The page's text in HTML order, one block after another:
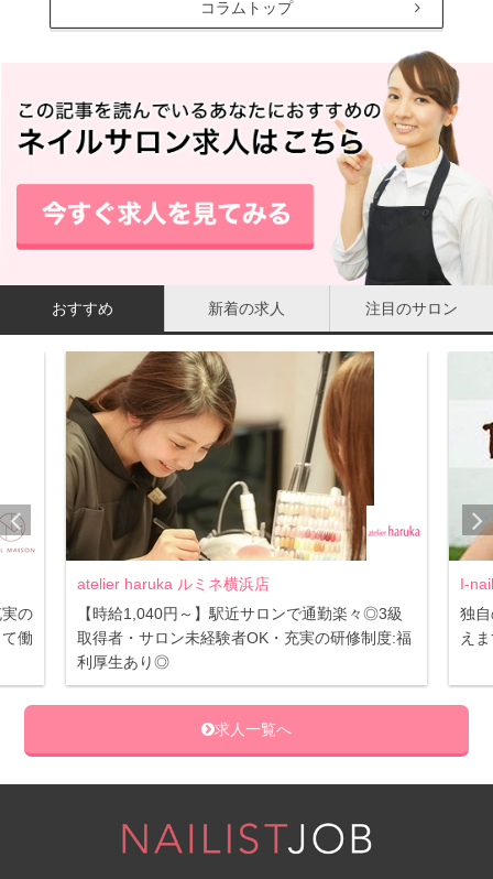
コラムトップ
おすすめ 新着の求人 注目のサロン
の
働
atelier haruka ルミネ横浜店
【時給1,040円～】駅近サロンで通勤楽々◎3級
取得者・サロン未経験者OK・充実の研修制度:福
利厚生あり◎
I-
独
え
求人一覧へ